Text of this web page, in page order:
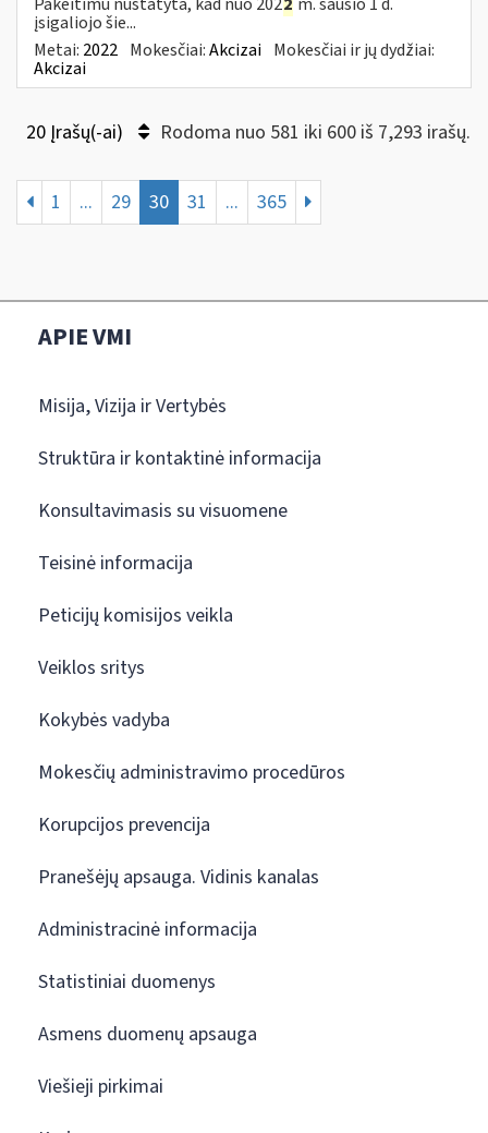
įsigaliojo šie...
Metai: 2022 Mokesčiai:Akcizai Mokesčiai ir jų dydžiai:
Akcizai
20 Įrašų(-ai) Rodoma nuo 581 iki 600 iš 7,293 irašų.
1 ... 29 30 31 ... 365
APIE VMI
Misija, Vizija ir Vertybės
Struktūra ir kontaktinė informacija
Konsultavimasis su visuomene
Teisinė informacija
Peticijų komisijos veikla
Veiklos sritys
Kokybės vadyba
Mokesčių administravimo procedūros
Korupcijos prevencija
Pranešėjų apsauga. Vidinis kanalas
Administracinė informacija
Statistiniai duomenys
Asmens duomenų apsauga
Viešieji pirkimai